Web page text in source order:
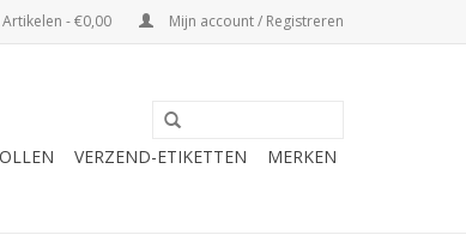
Artikelen - €0,00 Mijn account / Registreren
VERZEND-ETIKETTEN MERKEN